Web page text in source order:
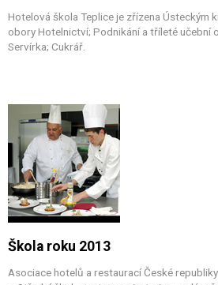
Hotelová škola Teplice je zřízena Ústeckým
obory Hotelnictví; Podnikání a tříleté učební
Servírka; Cukrář.
Škola roku 2013
Asociace hotelů a restaurací České